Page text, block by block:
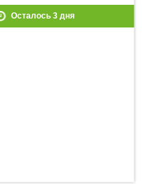
Осталось 3дня